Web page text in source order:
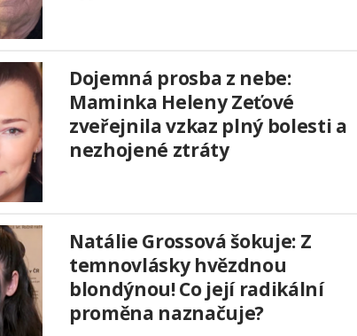
Dojemná prosba z nebe:
Maminka Heleny Zeťové
zveřejnila vzkaz plný bolesti a
nezhojené ztráty
Natálie Grossová šokuje: Z
temnovlásky hvězdnou
blondýnou! Co její radikální
proměna naznačuje?